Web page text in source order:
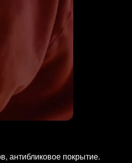
антибликовое покрытие.